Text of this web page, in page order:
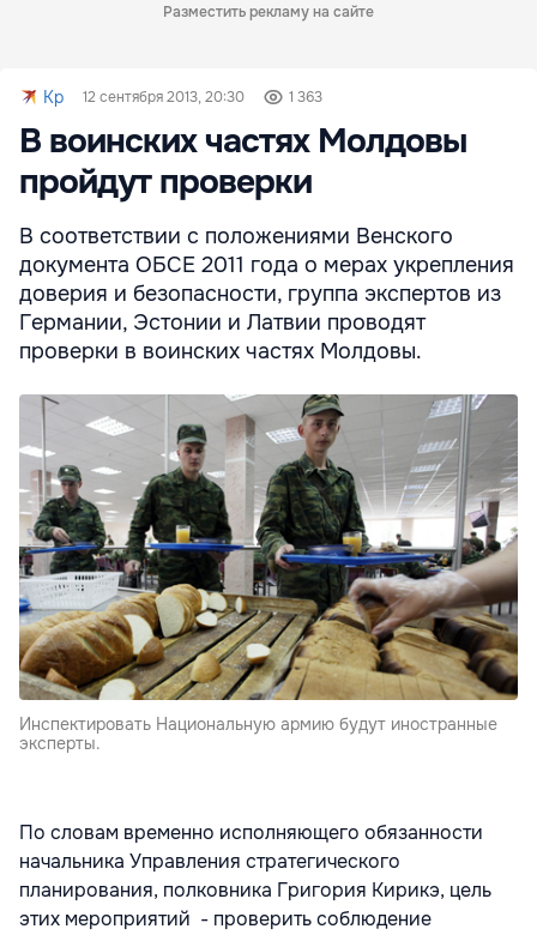
Разместить рекламу на сайте
Kp 12 сентября 2013, 20:30 1 363
В воинских частях Молдовы
пройдут проверки
В соответствии с положениями Венского
документа ОБСЕ 2011 года о мерах укрепления
доверия и безопасности, группа экспертов из
Германии, Эстонии и Латвии проводят
проверки в воинских частях Молдовы.
Инспектировать Национальную армию будут иностранные
эксперты.
По словам временно исполняющего обязанности
начальника Управления стратегического
планирования, полковника Григория Кирикэ, цель
этих мероприятий - проверить соблюдение